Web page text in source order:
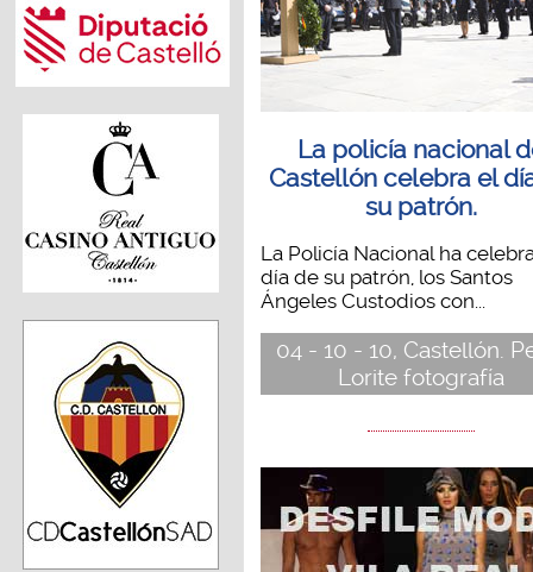
La policía nacional
Castellón celebra el
su patrón.
La Policía Nacional ha
día de su patrón, los Santos
Ángeles Custodios con...
04 - 10 - 10, Castellón.
Lorite fotografía